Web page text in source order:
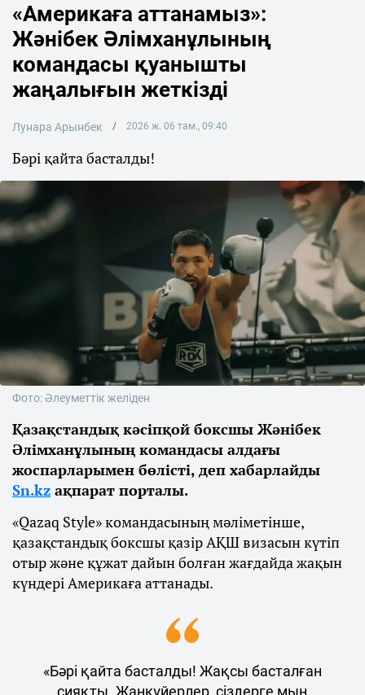
«Америкаға аттанамыз»:
Жәнібек Әлімханұлының
командасы қуанышты
жаңалығын жеткізді
Лунара Арынбек 2026 ж. 06 там., 09:40
Бәрі қайта басталды!
Фото: Әлеуметтік желіден
Қазақстандық кәсіпқой боксшы Жәнібек
Әлімханұлының командасы алдағы
жоспарларымен бөлісті, деп хабарлайды
Sn.kz ақпарат порталы.
«Qazaq Style» командасының мәліметінше,
қазақстандық боксшы қазір АҚШ визасын күтіп
отыр және құжат дайын болған жағдайда жақын
күндері Америкаға аттанады.
«Бәрі қайта басталды! Жақсы басталған
сияқты. Жанкүйерлер, сіздерге мың